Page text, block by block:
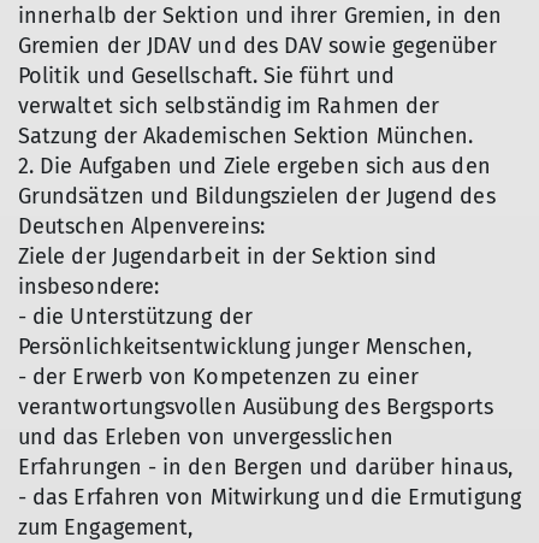
innerhalb der Sektion und ihrer Gremien, in den
Gremien der JDAV und des DAV sowie gegenüber
Politik und Gesellschaft. Sie führt und
verwaltet sich selbständig im Rahmen der
Satzung der Akademischen Sektion München.
2. Die Aufgaben und Ziele ergeben sich aus den
Grundsätzen und Bildungszielen der Jugend des
Deutschen Alpenvereins:
Ziele der Jugendarbeit in der Sektion sind
insbesondere:
- die Unterstützung der
Persönlichkeitsentwicklung junger Menschen,
- der Erwerb von Kompetenzen zu einer
verantwortungsvollen Ausübung des Bergsports
und das Erleben von unvergesslichen
Erfahrungen - in den Bergen und darüber hinaus,
- das Erfahren von Mitwirkung und die Ermutigung
zum Engagement,